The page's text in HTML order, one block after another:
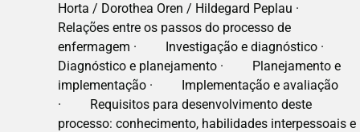
Horta / Dorothea Oren / Hildegard Peplau ·
Relações entre os passos do processo de
enfermagem · Investigação e diagnóstico ·
Diagnóstico e planejamento · Planejamento e
implementação · Implementação e avaliação
· Requisitos para desenvolvimento deste
processo: conhecimento, habilidades interpessoais e